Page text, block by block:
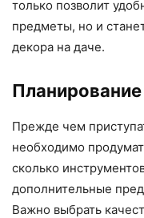
только позволит
предметы, но и
декора на даче.
Прежде чем
необходимо
сколько
дополнительные
Важно выбрать